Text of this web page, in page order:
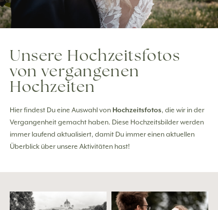
Unsere Hochzeitsfotos
von vergangenen
Hochzeiten
Hier findest Du eine Auswahl von Hochzeitsfotos, die wir in der
Vergangenheit gemacht haben. Diese Hochzeitsbilder werden
immer laufend aktualisiert, damit Du immer einen aktuellen
Überblick über unsere Aktivitäten hast!